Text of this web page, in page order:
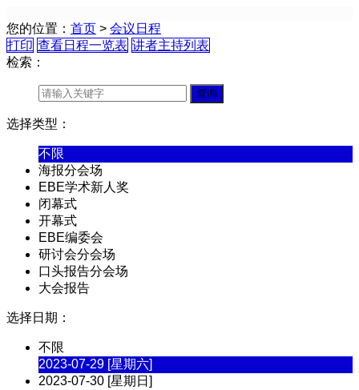
您的位置： 首页 > 会议日程
打印 查看日程一览表 讲者主持列表
检索：
查询
选择类型：
不限
海报分会场
EBE学术新人奖
闭幕式
开幕式
EBE编委会
研讨会分会场
口头报告分会场
大会报告
选择日期：
不限
2023-07-29 [星期六]
2023-07-30 [星期日]